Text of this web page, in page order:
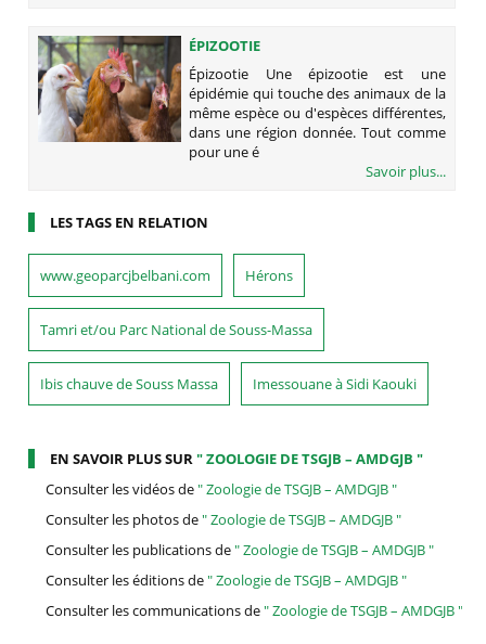
ÉPIZOOTIE
Épizootie Une épizootie est une
épidémie qui touche des animaux de la
même espèce ou d'espèces différentes,
dans une région donnée. Tout comme
pour une é
Savoir plus...
LES TAGS EN RELATION
www.geoparcjbelbani.com Hérons
Tamri et/ou Parc National de Souss-Massa
Ibis chauve de Souss Massa Imessouane à Sidi Kaouki
EN SAVOIR PLUS SUR" ZOOLOGIE DE TSGJB – AMDGJB "
Consulter les vidéos de" Zoologie de TSGJB – AMDGJB "
Consulter les photos de" Zoologie de TSGJB – AMDGJB "
Consulter les publications de" Zoologie de TSGJB – AMDGJB "
Consulter les éditions de" Zoologie de TSGJB – AMDGJB "
Consulter les communications de" Zoologie de TSGJB – AMDGJB "